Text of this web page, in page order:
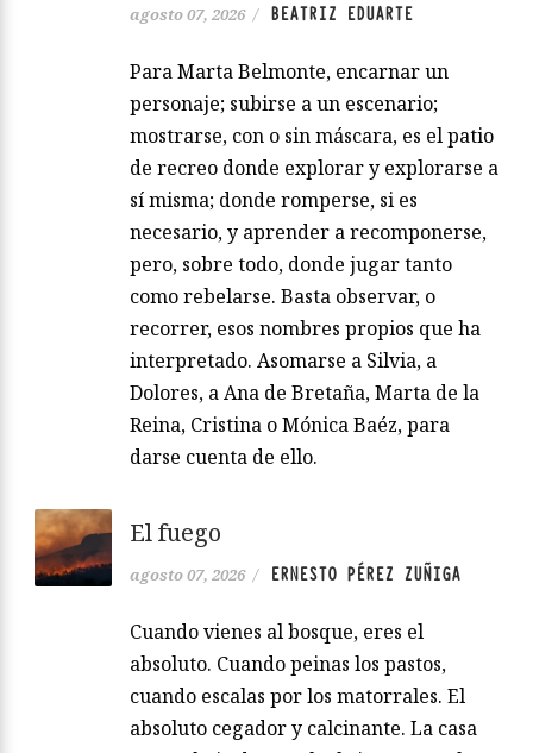
agosto 07, 2026 / BEATRIZ EDUARTE
Para Marta Belmonte, encarnar un
personaje; subirse a un escenario;
mostrarse, con o sin máscara, es el patio
de recreo donde explorar y explorarse a
sí misma; donde romperse, si es
necesario, y aprender a recomponerse,
pero, sobre todo, donde jugar tanto
como rebelarse. Basta observar, o
recorrer, esos nombres propios que ha
interpretado. Asomarse a Silvia, a
Dolores, a Ana de Bretaña, Marta de la
Reina, Cristina o Mónica Baéz, para
darse cuenta de ello.
El fuego
agosto 07, 2026 / ERNESTO PÉREZ ZUÑIGA
Cuando vienes al bosque, eres el
absoluto. Cuando peinas los pastos,
cuando escalas por los matorrales. El
absoluto cegador y calcinante. La casa